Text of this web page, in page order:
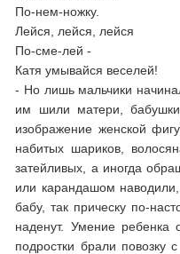
По-нем-ножку.
Лейся, лейся, лейся
По-сме-лей -
Катя умывайся веселей!
- Но лишь мальчики
им шили матери,
изображение женской
набитых шариков,
затейливых, а иногда
или карандашом
бабу, так прическу по-
наденут. Умение ребенка
подростки брали повозку